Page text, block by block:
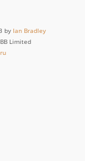
by Ian Bradley
Limited